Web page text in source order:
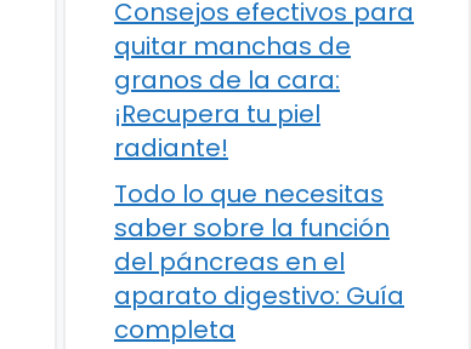
Consejos efectivos para
quitar manchas de
granos de la cara:
¡Recupera tu piel
radiante!
Todo lo que necesitas
saber sobre la función
del páncreas en el
aparato digestivo: Guía
completa